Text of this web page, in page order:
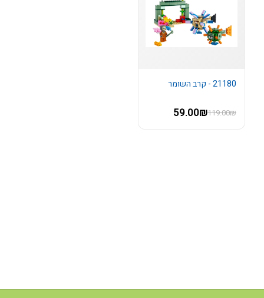
21180 - קרב השומר
119.00₪
59.00₪